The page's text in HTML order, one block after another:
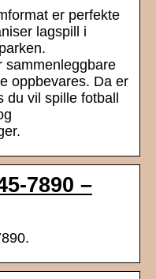
er perfekte
lagspill i
sammenleggbare
oppbevares. Da er
vil spille fotball
7890 –